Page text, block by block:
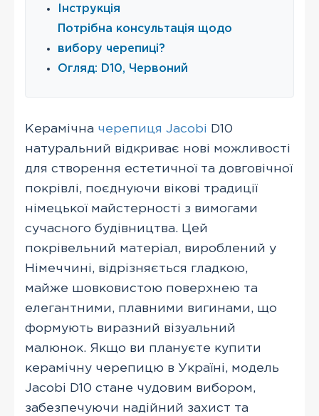
Інструкція
Потрібна консультація щодо
вибору черепиці?
Огляд: D10, Червоний
Керамічна черепиця Jacobi
D10
натуральний відкриває нові можливості
для створення естетичної та довговічної
покрівлі, поєднуючи вікові традиції
німецької майстерності з вимогами
сучасного будівництва. Цей
покрівельний матеріал, вироблений у
Німеччині, відрізняється гладкою,
майже шовковистою поверхнею та
елегантними, плавними вигинами, що
формують виразний візуальний
малюнок. Якщо ви плануєте купити
керамічну черепицю в Україні, модель
Jacobi D10 стане чудовим вибором,
забезпечуючи надійний захист та